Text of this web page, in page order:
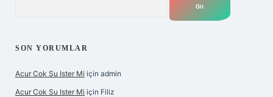
SON YORUMLAR
Acur Cok Su Ister Mi için admin
Acur Cok Su Ister Mi için Filiz